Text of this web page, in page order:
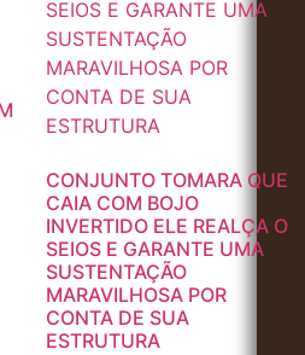
CONJUNTO TOMARA QUE
CAIA COM BOJO
INVERTIDO ELE REALÇA O
SEIOS E GARANTE UMA
SUSTENTAÇÃO
MARAVILHOSA POR
CONTA DE SUA
ESTRUTURA